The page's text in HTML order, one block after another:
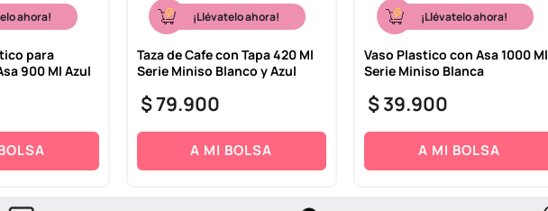
ahora!
para
900 Ml Azul
¡Llévatelo ahora!
Taza de Cafe con Tapa 420 Ml
Serie Miniso Blanco y Azul
$79.900
A MI BOLSA
¡Llévatelo ahora!
Vaso Plastico con Asa 1000 Ml
Serie Miniso Blanca
$39.900
A MI BOLSA